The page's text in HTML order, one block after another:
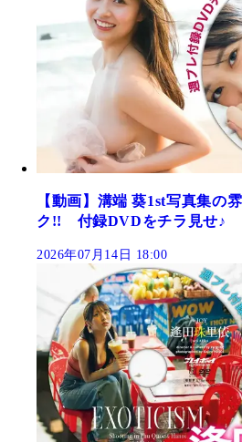
【動画】溝端 葵1st写真集の
ク!! 付録DVDをチラ見せ♪
2026年07月14日 18:00